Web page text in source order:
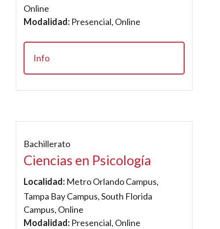
Online
Modalidad: Presencial, Online
Info
Bachillerato
Ciencias en Psicología
Localidad: Metro Orlando Campus,
Tampa Bay Campus, South Florida
Campus, Online
Modalidad: Presencial, Online